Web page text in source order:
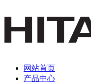
网站首页
产品中心